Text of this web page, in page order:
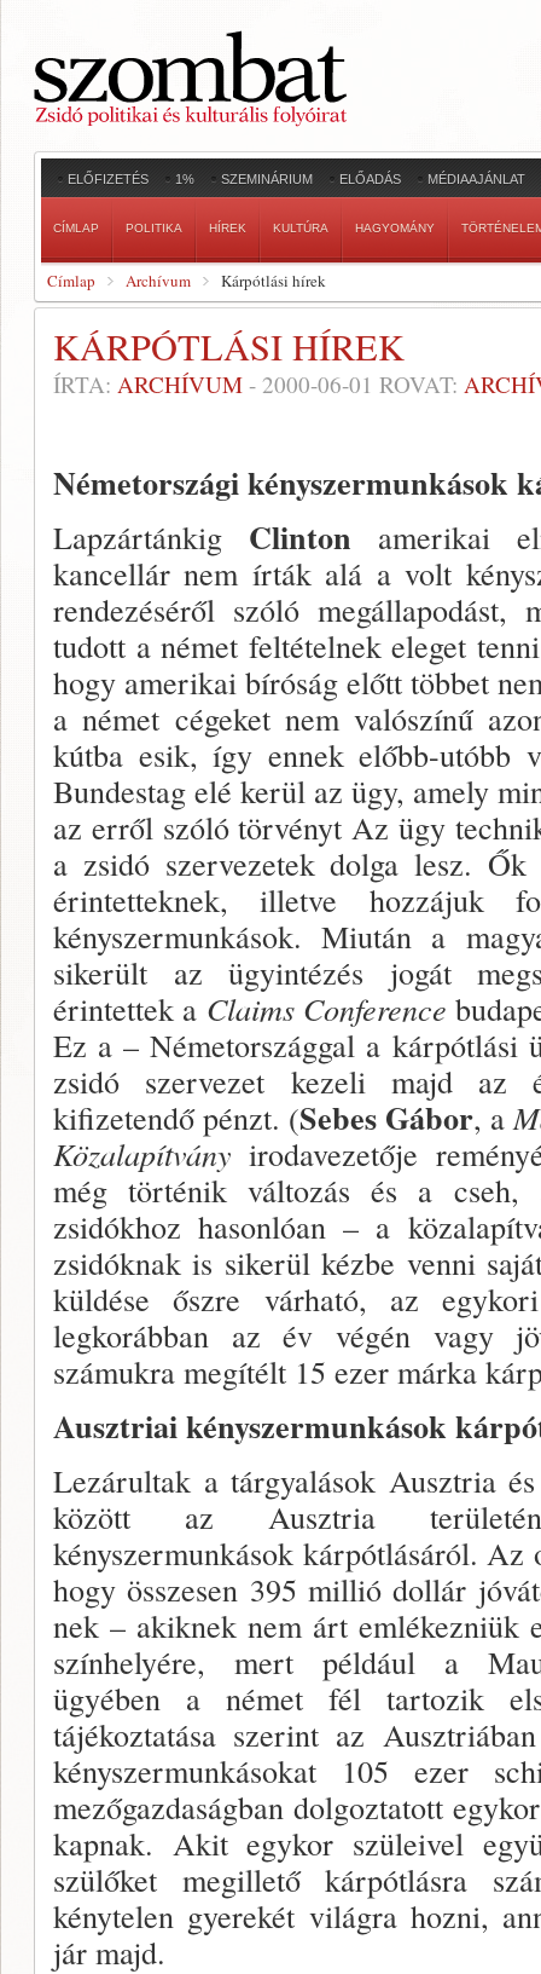
ELŐFIZETÉS 1% SZEMINÁRIUM ELŐADÁS MÉDIAAJÁNLAT
CÍMLAP POLITIKA HÍREK KULTÚRA HAGYOMÁNY
Címlap Archívum Kárpótlási hírek
KÁRPÓTLÁSI HÍREK
ÍRTA: ARCHÍVUM - 2000-06-01 ROVAT:
Németországi kényszer­munkások
Lapzártánkig Clinton amerikai
kancellár nem írták alá a volt
ren­dezéséről szóló
tudott a német feltételnek eleget
hogy amerikai bíróság előtt többet
a német cége­ket nem valószínű
kútba esik, így ennek előbb-utóbb
Bun­destag elé kerül az ügy, amely
az erről szóló tör­vényt Az ügy
a zsidó szervezetek dolga lesz.
érintettek­nek, illetve hozzájuk
kényszermunkások. Miután a
sikerült az ügyinté­zés jogát
érintettek a Claims Conference
Ez a – Németor­szággal a kárpótlási
zsidó szervezet kezeli majd az
kifizetendő pénzt. (Sebes Gábor, a
Közalapítvány irodavezetője
még törté­nik változás és a
zsidókhoz hasonlóan – a
zsidóknak is sikerül kézbe venni
küldése őszre várható, az
legkorábban az év végén vagy
számukra megítélt 15 ezer márka
Ausztriai kényszer­munkások
Lezárultak a tárgyalások Ausztria
között az Ausztria
kényszermunkások kárpótlásáról. Az
hogy összesen 395 mil­lió dollár
nek – akiknek nem árt emlékezniük
színhelyére, mert például a
ügyében a német fél tartozik
tájékoztatása sze­rint az
kényszermunkásokat 105 ezer
mezőgazda­ságban dolgoztatott
kapnak. Akit egykor szüleivel
szülőket megillető kárpótlásra
kénytelen gyerekét világra hozni,
jár majd.